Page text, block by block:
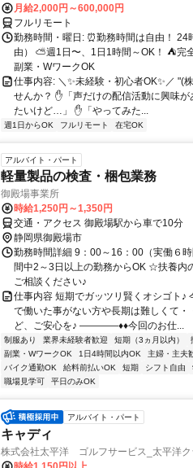
月給2,000円～600,000円
フルリモート
勤務時間・曜日: ⏰勤務時間は自由！
由） ⛅週1日〜、1日1時間～OK！ ⛺完
副業・WワークOK
仕事内容: ＼✨未経験・初心者OK✨／ "(
せんか？ ✋「声だけの配信活動に興味
たいけど…」 ✋「やってみた...
週1日からOK フルリモート 在宅OK
アルバイト・パート
軽量製品の検査・梱包業務
御殿場事業所
時給1,250円～1,350円
交通・アクセス 御殿場駅から車で10分
静岡県御殿場市
勤務時間詳細 9：00～16：00（実働６
間中2～3日以上の勤務からOK ☆扶養内
ご相談ください♪
仕事内容 短期でガッツリ賢くオシゴト♪
で働いた事がない方や長期は難しくて
ど、ご安心を♪ ――――♦♦今回のお仕...
制服あり 業界未経験者歓迎 短期（3ヵ月以内）
副業・WワークOK
1日4時間以内OK 主婦・主夫
バイク通勤OK
給料前払いOK 短期 シフト自由
職場見学可
平日のみOK
アルバイト・パート
キャディ
株式会社太平洋 ゴルフサービス_太平洋